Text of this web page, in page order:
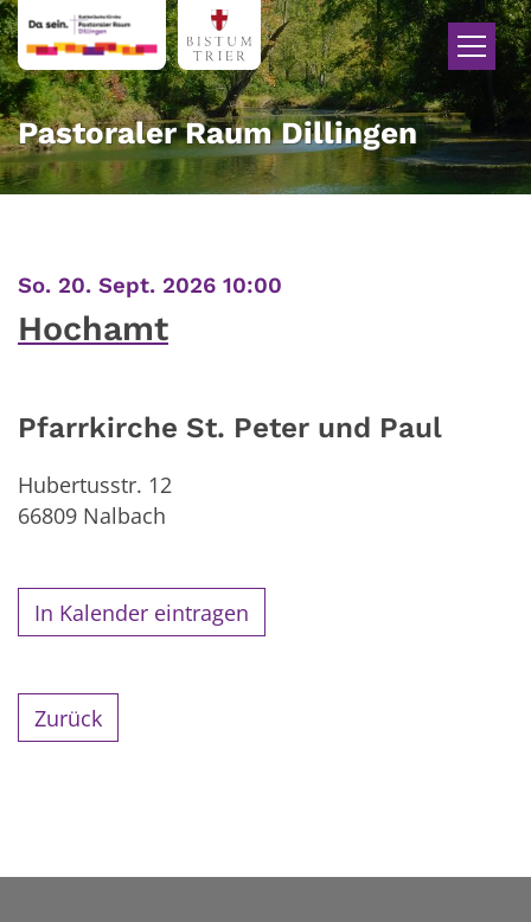
Zum Inhalt springen
Pastoraler Raum Dillingen
So. 20. Sept. 2026 10:00
Hochamt
Pfarrkirche St. Peter und Paul
Hubertusstr. 12
66809 Nalbach
In Kalender eintragen
Zurück